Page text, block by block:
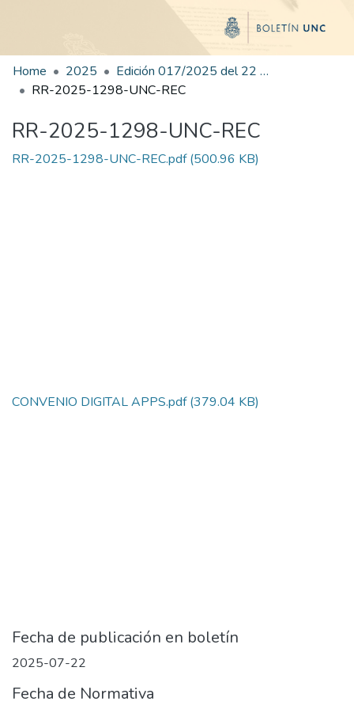
Home 2025
Edición 017/2025 del 22 de julio de 2025
RR-2025-1298-UNC-REC
RR-2025-1298-UNC-REC
RR-2025-1298-UNC-REC.pdf(500.96 KB)
CONVENIO DIGITAL APPS.pdf(379.04 KB)
Fecha de publicación en boletín
2025-07-22
Fecha de Normativa